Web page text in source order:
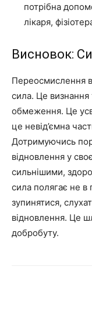
потрібна
лікаря,
Висновок:
Переосмислення
сила. Це
обмеження. Це
це невід’ємна
Дотримуючись
відновлення у
сильнішими,
сила полягає не в
зупинятися,
відновлення. Це
добробуту.